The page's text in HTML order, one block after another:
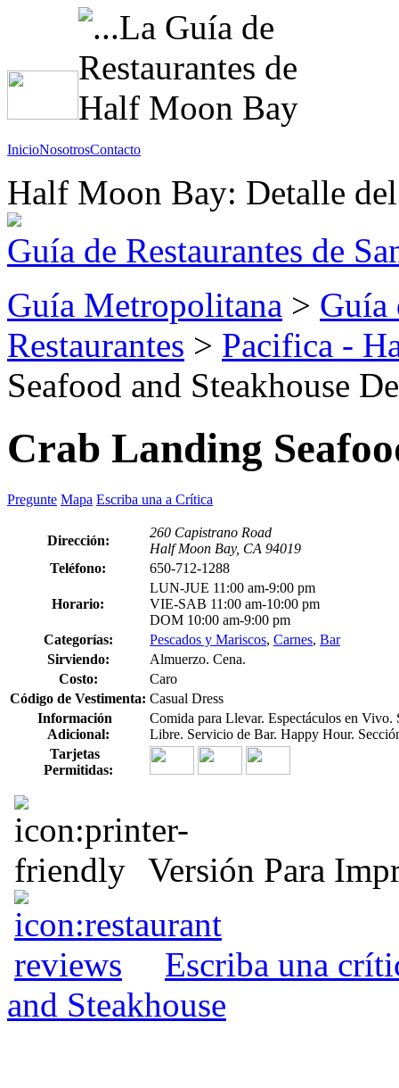
InicioNosotrosContacto
Half Moon Bay: Detalle del
Guía de Restaurantes de
Guía Metropolitana > Guía
Restaurantes > Pacifica -
Seafood and Steakhouse
Crab Landing
Pregunte Mapa Escriba una a Crítica
Dirección:
260 Capistrano Road
Half Moon Bay, CA 94019
Teléfono:
650-712-1288
Horario:
LUN-JUE 11:00 am-9:00 pm
VIE-SAB 11:00 am-10:00 pm
DOM 10:00 am-9:00 pm
Categorías:
Pescados y Mariscos, Carnes, Bar
Sirviendo:
Almuerzo. Cena.
Costo:
Caro
Código de Vestimenta: Casual Dress
Información
Adicional:
Comida para Llevar. Espectáculos en Vivo.
Libre. Servicio de Bar. Happy Hour.
Tarjetas
Permitidas:
Versión Para
Escriba una
and Steakhouse